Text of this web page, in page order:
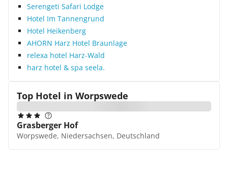
Serengeti Safari Lodge
Hotel Im Tannengrund
Hotel Heikenberg
AHORN Harz Hotel Braunlage
relexa hotel Harz-Wald
harz hotel & spa seela.
Top Hotel in Worpswede
Grasberger Hof
Worpswede, Niedersachsen, Deutschland